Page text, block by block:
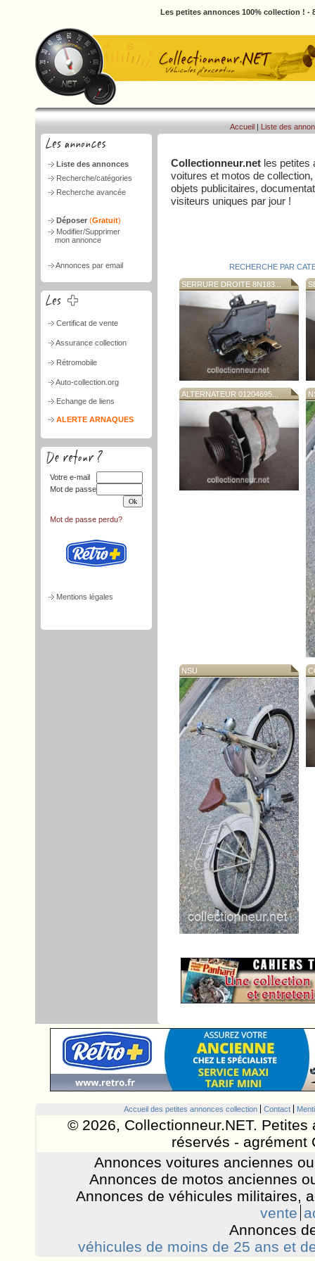
Les petites annonces 100% collection ! -
Liste des annonces
Recherche/catégories
Recherche avancée
Déposer (Gratuit)
Modifier/Supprimer
mon annonce
Annonces par email
Certificat de vente
Assurance collection
Rétromobile
Auto-collection.org
Echange de liens
ALERTE ARNAQUES
Votre e-mail
Mot de passe
Mot de passe perdu?
Mentions légales
Accueil | Liste des
Collectionneur.net les petites
voitures et motos de
objets publicitaires,
visiteurs uniques par jour !
RECHERCHE PAR
SERRURE DROITE 8N183...
ALTERNATEUR 01204695...
NSU
Accueil des petites annonces collection Contact
© 2026, Collectionneur.NET.
réservés - agrément
Annonces voitures anciennes
Annonces de motos anciennes
Annonces de véhicules militaires,
vente
Annonces
véhicules de moins de 25 ans et